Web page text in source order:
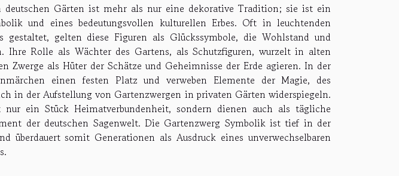
deutschen Gärten ist mehr als nur eine dekorative Tradition; sie ist ein
und eines bedeutungsvollen kulturellen Erbes. Oft in leuchtenden
gelten diese Figuren als Glückssymbole, die Wohlstand und
Ihre Rolle als Wächter des Gartens, als Schutzfiguren, wurzelt in alten
Zwerge als Hüter der Schätze und Geheimnisse der Erde agieren. In der
einen festen Platz und verweben Elemente der Magie, des
in der Aufstellung von Gartenzwergen in privaten Gärten widerspiegeln.
ein Stück Heimatverbundenheit, sondern dienen auch als tägliche
der deutschen Sagenwelt. Die Gartenzwerg Symbolik ist tief in der
überdauert somit Generationen als Ausdruck eines unverwechselbaren